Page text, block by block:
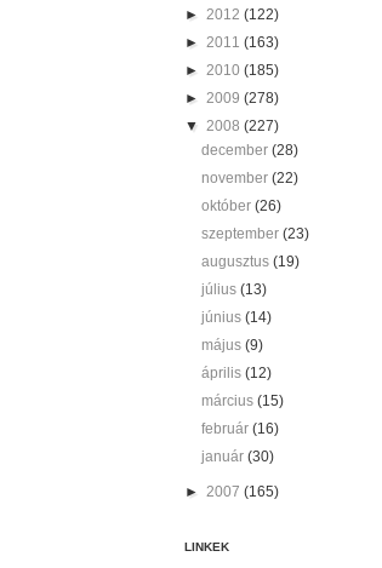
► 2012 (122)
► 2011 (163)
► 2010 (185)
► 2009 (278)
▼ 2008 (227)
december(28)
november(22)
október(26)
szeptember(23)
augusztus(19)
július(13)
június(14)
május(9)
április(12)
március(15)
február(16)
január(30)
► 2007 (165)
LINKEK